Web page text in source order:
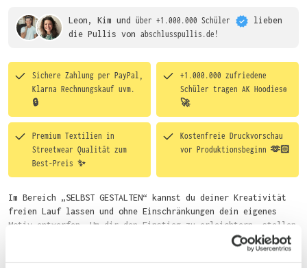
Leon, Kim und über +1.000.000 Schüler
lieben
die Pullis von abschlusspullis.de!
Sichere Zahlung per PayPal,
Klarna Rechnungskauf uvm.
🔒
+1.000.000 zufriedene
Schüler tragen AK Hoodies®
🚀
Premium Textilien in
Streetwear Qualität zum
Best-Preis ✨
Kostenfreie Druckvorschau
vor Produktionsbeginn 🫶🏻
Im Bereich „SELBST GESTALTEN“ kannst du deiner Kreativität
freien Lauf lassen und ohne Einschränkungen dein eigenes
Motiv entwerfen. Um dir den Einstieg zu erleichtern, stellen
wir eine von unseren Designern vorgefertigte Vorlage bereit.
Wähle einfach deine Wunsch-Produkte auf dieser Seite aus und